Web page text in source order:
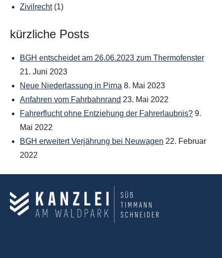
Zivilrecht(1)
kürzliche Posts
BGH entscheidet am 26.06.2023 zum Thermofenster
21. Juni 2023
Neue Niederlassung in Pirna 8. Mai 2023
Anfahren vom Fahrbahnrand 23. Mai 2022
Fahrerflucht ohne Entziehung der Fahrerlaubnis? 9.
Mai 2022
BGH erweitert Verjährung bei Neuwagen 22. Februar
2022